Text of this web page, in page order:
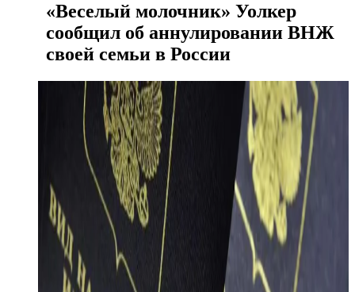
«Веселый молочник» Уолкер
сообщил об аннулировании ВНЖ
своей семьи в России